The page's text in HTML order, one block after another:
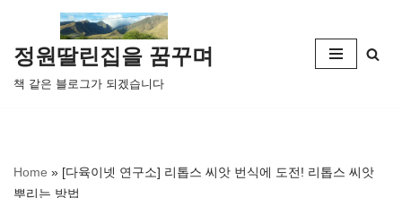
콘
텐
츠
뛰
정원딸린집을 꿈꾸며
책 같은 블로그가 되겠습니다
Home » [다육이넷 연구소] 리톱스 씨앗 번식에 도전! 리톱스 씨앗
뿌리는 방법